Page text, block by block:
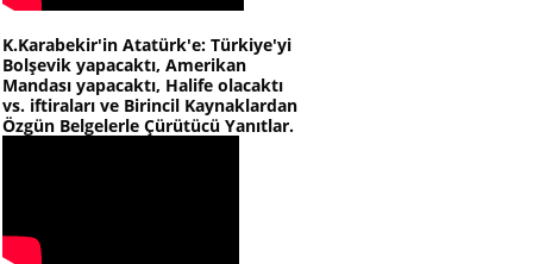
K.Karabekir'in Atatürk'e: Türkiye'yi
Bolşevik yapacaktı, Amerikan
Mandası yapacaktı, Halife olacaktı
vs. iftiraları ve Birincil Kaynaklardan
Özgün Belgelerle Çürütücü Yanıtlar.